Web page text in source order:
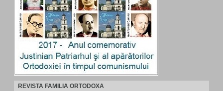
REVISTA FAMILIA ORTODOXA